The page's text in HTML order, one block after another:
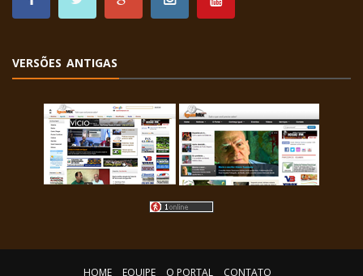
VERSÕES ANTIGAS
HOME EQUIPE O PORTAL CONTATO